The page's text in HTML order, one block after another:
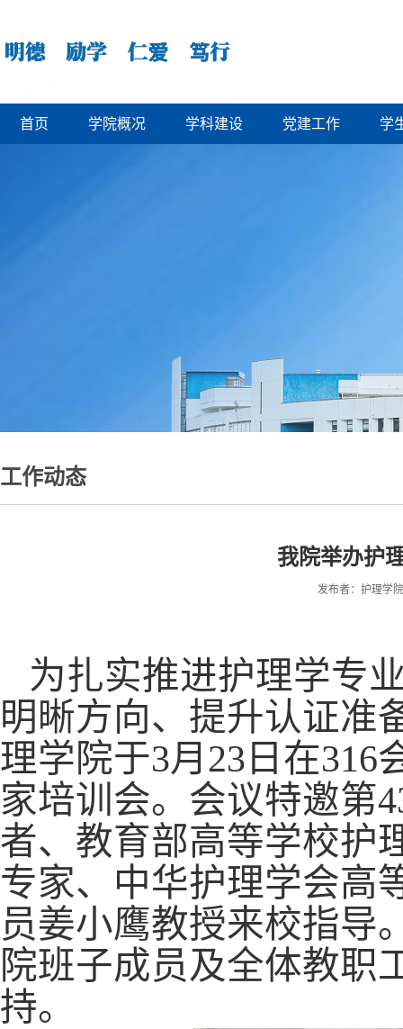
首页 学院概况 学科建设 党建工作 学
工作动态
我院举办护
发布者：护理学
为扎实推进护理学专
明晰方向、提升认证准
理学院于3月23日在316
家培训会。会议特邀第
者、教育部高等学校护
专家、中华护理学会高
员姜小鹰教授来校指导
院班子成员及全体教职
持。